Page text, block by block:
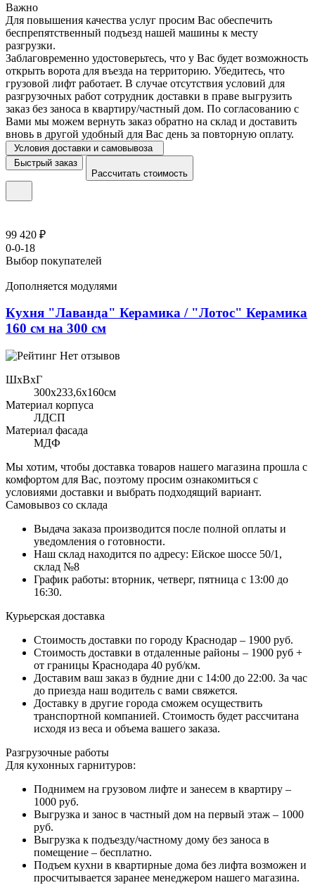
Важно
Для повышения качества услуг просим Вас обеспечить
беспрепятственный подъезд нашей машины к месту
разгрузки.
Заблаговременно удостоверьтесь, что у Вас будет возможность
открыть ворота для въезда на территорию. Убедитесь, что
грузовой лифт работает. В случае отсутствия условий для
разгрузочных работ сотрудник доставки в праве выгрузить
заказ без заноса в квартиру/частный дом. По согласованию с
Вами мы можем вернуть заказ обратно на склад и доставить
вновь в другой удобный для Вас день за повторную оплату.
Условия доставки и самовывоза
Быстрый заказ
Рассчитать стоимость
99 420 ₽
0-0-18
Выбор покупателей
Дополняется модулями
Кухня "Лаванда" Керамика / "Лотос" Керамика
160 см на 300 см
Нет отзывов
ШхВхГ
300x233,6х160см
Материал корпуса
ЛДСП
Материал фасада
МДФ
Мы хотим, чтобы доставка товаров нашего магазина прошла с
комфортом для Вас, поэтому просим ознакомиться с
условиями доставки и выбрать подходящий вариант.
Самовывоз со склада
Выдача заказа производится после полной оплаты и
уведомления о готовности.
Наш склад находится по адресу: Ейское шоссе 50/1,
склад №8
График работы: вторник, четверг, пятница с 13:00 до
16:30.
Курьерская доставка
Стоимость доставки по городу Краснодар – 1900 руб.
Стоимость доставки в отдаленные районы – 1900 руб +
от границы Краснодара 40 руб/км.
Доставим ваш заказ в будние дни с 14:00 до 22:00. За час
до приезда наш водитель с вами свяжется.
Доставку в другие города сможем осуществить
транспортной компанией. Стоимость будет рассчитана
исходя из веса и объема вашего заказа.
Разгрузочные работы
Для кухонных гарнитуров:
Поднимем на грузовом лифте и занесем в квартиру –
1000 руб.
Выгрузка и занос в частный дом на первый этаж – 1000
руб.
Выгрузка к подъезду/частному дому без заноса в
помещение – бесплатно.
Подъем кухни в квартирные дома без лифта возможен и
просчитывается заранее менеджером нашего магазина.